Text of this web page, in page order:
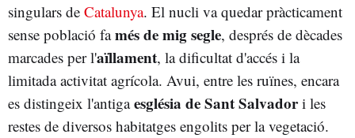
singulars de Catalunya. El nucli va quedar pràcticament
sense població famés de mig segle, després de dècades
marcades per l'aïllament, la dificultat d'accés i la
limitada activitat agrícola. Avui, entre les ruïnes, encara
es distingeix l'antigaesglésia de Sant Salvadori les
restes de diversos habitatges engolits per la vegetació.